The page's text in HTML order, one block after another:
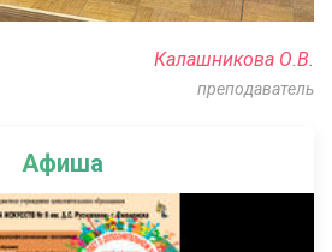
Афиша
Калашникова О.В.
преподаватель